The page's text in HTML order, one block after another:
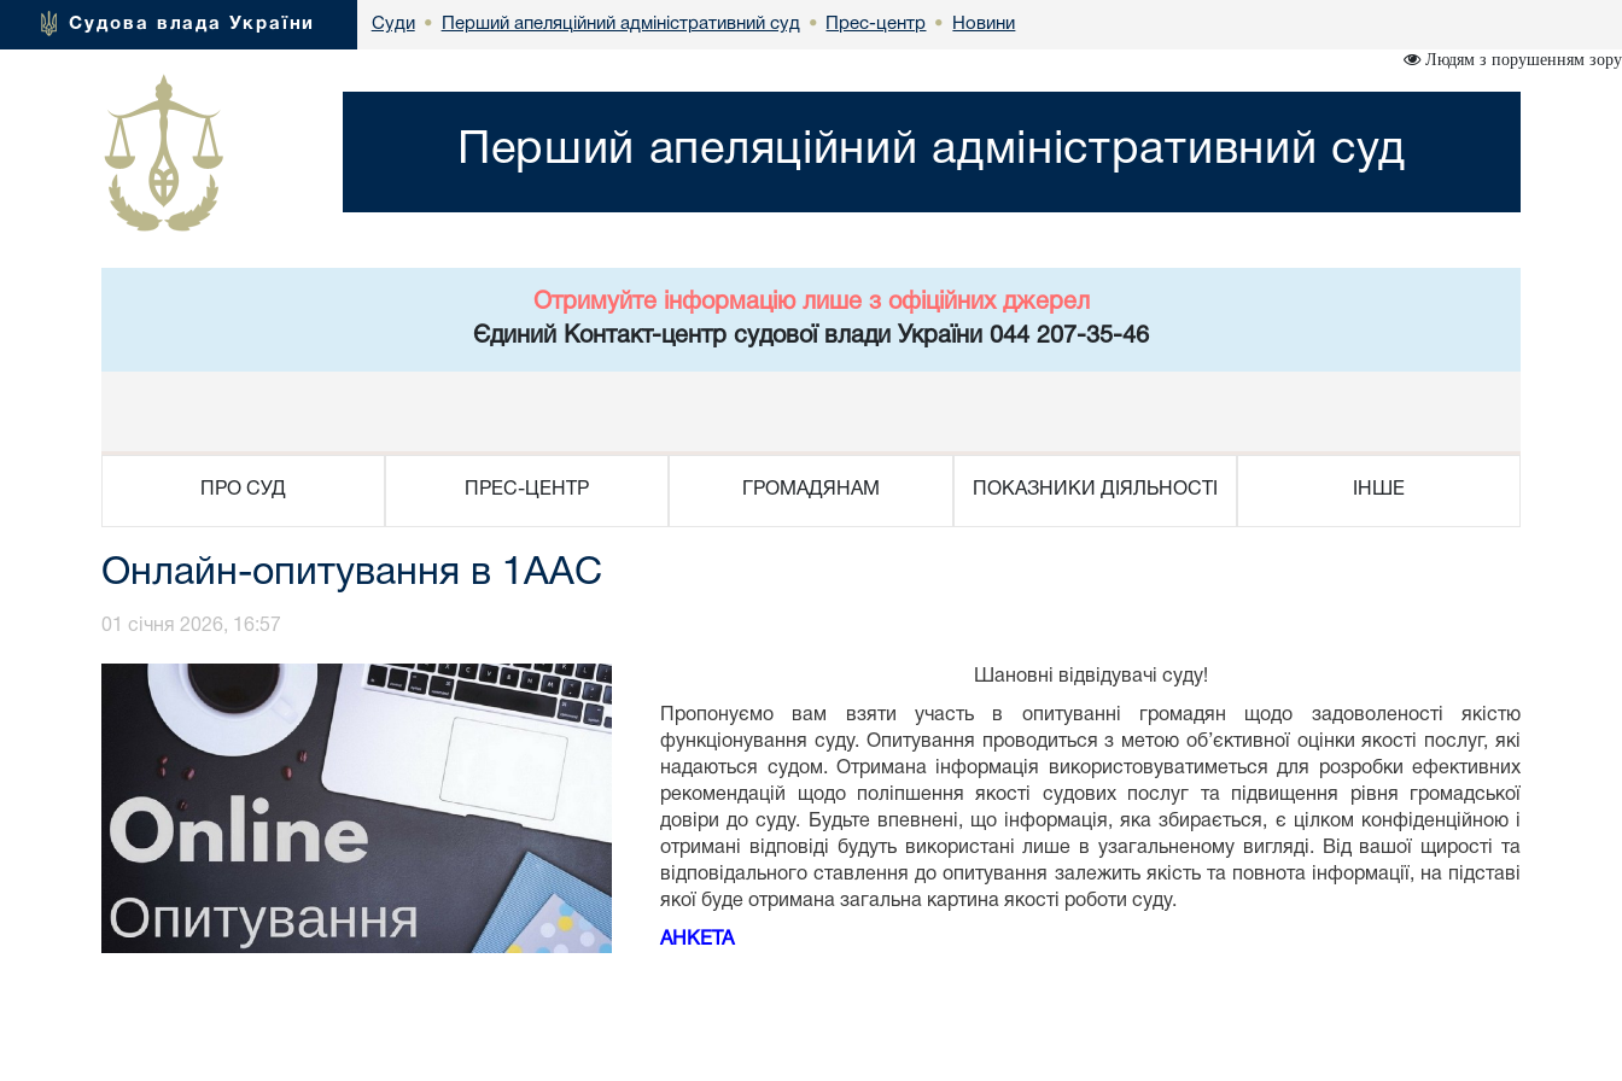
Судова влада України Суди • Перший апеляційний адміністративний суд • Прес-центр • Новини
Людям з порушенням зору
Перший апеляційний адміністративний суд
Отримуйте інформацію лише з офіційних джерел
Єдиний Контакт-центр судової влади України 044 207-35-46
ПРО СУД ПРЕС-ЦЕНТР ГРОМАДЯНАМ ПОКАЗНИКИ ДІЯЛЬНОСТІ ІНШЕ
Онлайн-опитування в 1ААС
01 січня 2026, 16:57
Шановні відвідувачі суду!
Пропонуємо вам взяти участь в опитуванні громадян щодо задоволеності якістю
функціонування суду. Опитування проводиться з метою об’єктивної оцінки якості послуг, які
надаються судом. Отримана інформація використовуватиметься для розробки ефективних
рекомендацій щодо поліпшення якості судових послуг та підвищення рівня громадської
довіри до суду. Будьте впевнені, що інформація, яка збирається, є цілком конфіденційною і
отримані відповіді будуть використані лише в узагальненому вигляді. Від вашої щирості та
відповідального ставлення до опитування залежить якість та повнота інформації, на підставі
якої буде отримана загальна картина якості роботи суду.
АНКЕТА